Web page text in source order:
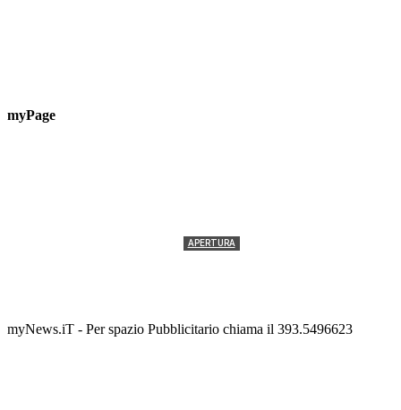
myPage
APERTURA
myNews.iT - Per spazio Pubblicitario chiama il 393.5496623